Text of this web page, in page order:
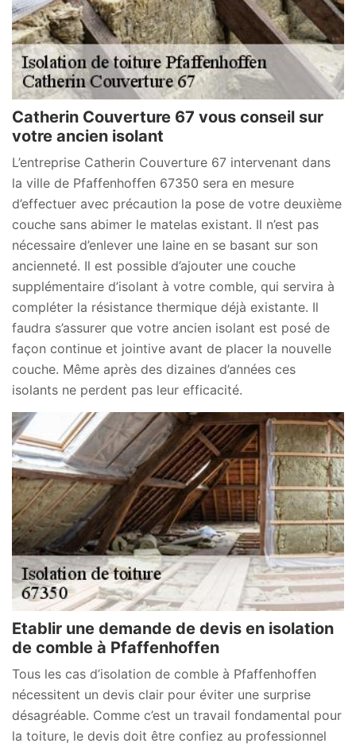
Catherin Couverture 67 vous conseil sur
votre ancien isolant
L’entreprise Catherin Couverture 67 intervenant dans
la ville de Pfaffenhoffen 67350 sera en mesure
d’effectuer avec précaution la pose de votre deuxième
couche sans abimer le matelas existant. Il n’est pas
nécessaire d’enlever une laine en se basant sur son
ancienneté. Il est possible d’ajouter une couche
supplémentaire d’isolant à votre comble, qui servira à
compléter la résistance thermique déjà existante. Il
faudra s’assurer que votre ancien isolant est posé de
façon continue et jointive avant de placer la nouvelle
couche. Même après des dizaines d’années ces
isolants ne perdent pas leur efficacité.
Etablir une demande de devis en isolation
de comble à Pfaffenhoffen
Tous les cas d’isolation de comble à Pfaffenhoffen
nécessitent un devis clair pour éviter une surprise
désagréable. Comme c’est un travail fondamental pour
la toiture, le devis doit être confiez au professionnel